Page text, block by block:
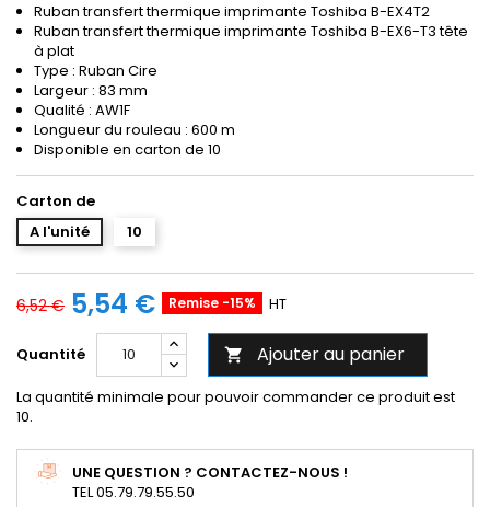
Ruban transfert thermique imprimante Toshiba B-EX4T2
Ruban transfert thermique imprimante Toshiba B-EX6-T3 tête
à plat
Type : Ruban Cire
Largeur : 83 mm
Qualité : AW1F
Longueur du rouleau : 600 m
Disponible en carton de 10
Carton de
A l'unité
10
6,52 € 5,54 € Remise -15% HT
Quantité  Ajouter au panier
La quantité minimale pour pouvoir commander ce produit est
10.
UNE QUESTION ? CONTACTEZ-NOUS !
TEL 05.79.79.55.50